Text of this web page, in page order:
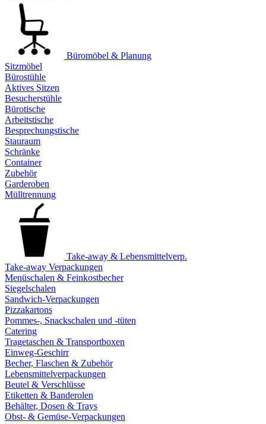
Büromöbel & Planung
Sitzmöbel
Bürostühle
Aktives Sitzen
Besucherstühle
Bürotische
Arbeitstische
Besprechungstische
Stauraum
Schränke
Container
Zubehör
Garderoben
Mülltrennung
Take-away & Lebensmittelverp.
Take-away Verpackungen
Menüschalen & Feinkostbecher
Siegelschalen
Sandwich-Verpackungen
Pizzakartons
Pommes-, Snackschalen und -tüten
Catering
Tragetaschen & Transportboxen
Einweg-Geschirr
Becher, Flaschen & Zubehör
Lebensmittelverpackungen
Beutel & Verschlüsse
Etiketten & Banderolen
Behälter, Dosen & Trays
Obst- & Gemüse-Verpackungen